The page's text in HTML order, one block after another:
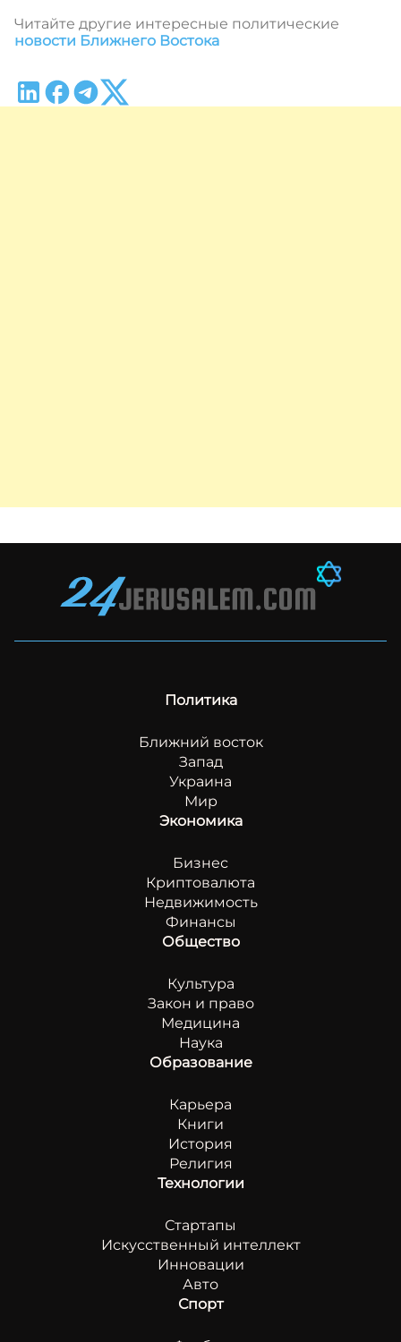
Читайте другие интересные политические
новости Ближнего Востока
Политика
Ближний восток
Запад
Украина
Мир
Экономика
Бизнес
Криптовалюта
Недвижимость
Финансы
Общество
Культура
Закон и право
Медицина
Наука
Образование
Карьера
Книги
История
Религия
Технологии
Стартапы
Искусственный интеллект
Инновации
Авто
Спорт